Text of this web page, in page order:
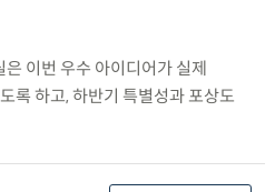
이번 우수 아이디어가 실제
록 하고, 하반기 특별성과 포상도